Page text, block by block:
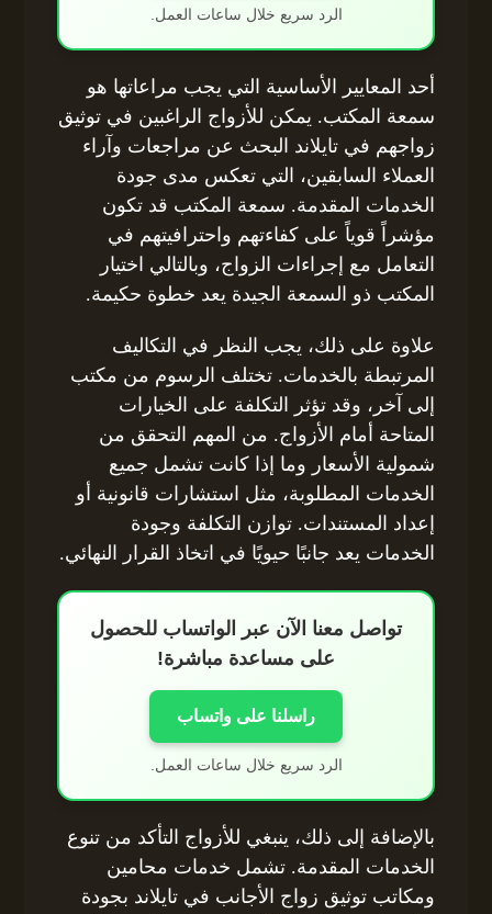
الرد سريع خلال ساعات العمل.
أحد المعايير الأساسية التي يجب مراعاتها هو
سمعة المكتب. يمكن للأزواج الراغبين في توثيق
زواجهم في تايلاند البحث عن مراجعات وآراء
العملاء السابقين، التي تعكس مدى جودة
الخدمات المقدمة. سمعة المكتب قد تكون
مؤشراً قوياً على كفاءتهم واحترافيتهم في
التعامل مع إجراءات الزواج، وبالتالي اختيار
المكتب ذو السمعة الجيدة يعد خطوة حكيمة.
علاوة على ذلك، يجب النظر في التكاليف
المرتبطة بالخدمات. تختلف الرسوم من مكتب
إلى آخر، وقد تؤثر التكلفة على الخيارات
المتاحة أمام الأزواج. من المهم التحقق من
شمولية الأسعار وما إذا كانت تشمل جميع
الخدمات المطلوبة، مثل استشارات قانونية أو
إعداد المستندات. توازن التكلفة وجودة
الخدمات يعد جانبًا حيويًا في اتخاذ القرار النهائي.
تواصل معنا الآن عبر الواتساب للحصول
على مساعدة مباشرة!
راسلنا على واتساب
الرد سريع خلال ساعات العمل.
بالإضافة إلى ذلك، ينبغي للأزواج التأكد من تنوع
الخدمات المقدمة. تشمل خدمات محامين
ومكاتب توثيق زواج الأجانب في تايلاند بجودة